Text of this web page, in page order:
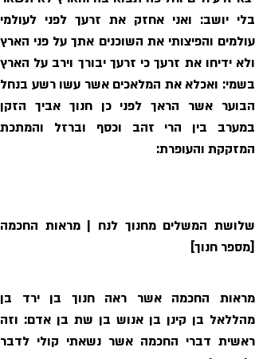
המזקקת והעופרת:
[מספר חנוך]